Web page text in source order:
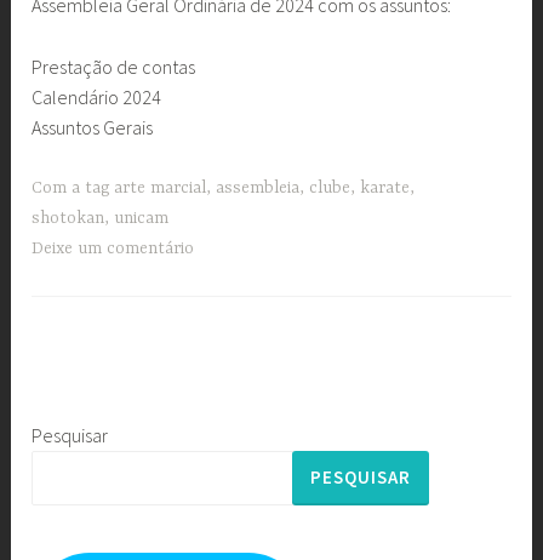
Assembleia Geral Ordinária de 2024 com os assuntos:
Prestação de contas
Calendário 2024
Assuntos Gerais
Com a tag arte marcial, assembleia, clube, karate,
shotokan, unicam
Deixe um comentário
Pesquisar
PESQUISAR